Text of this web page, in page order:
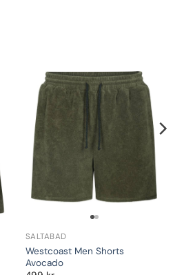
SALTABAD
Westcoast Men Shorts
Avocado